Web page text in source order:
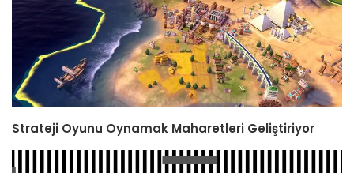
Strateji Oyunu Oynamak Maharetleri Geliştiriyor